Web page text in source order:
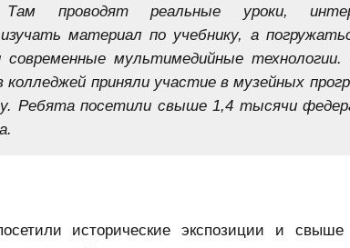
проводят реальные уроки,
материал по учебнику, а
современные мультимедийные
приняли участие в музейных
Ребята посетили свыше 1,4 тысячи
исторические экспозиции и свыше